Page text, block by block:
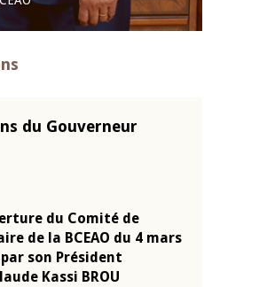
du Gouverneur
du Comité de
de la BCEAO du 4 mars
son Président
Kassi BROU